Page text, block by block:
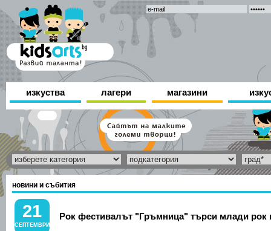
изкуства лагери магазини
новини и събития
21
СЕПТЕМВРИ
Рок фестивалът "Гръмница" търси млади рок